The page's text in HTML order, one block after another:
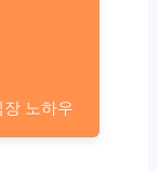
노하우